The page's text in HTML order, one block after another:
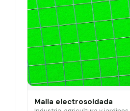
Malla electrosoldada